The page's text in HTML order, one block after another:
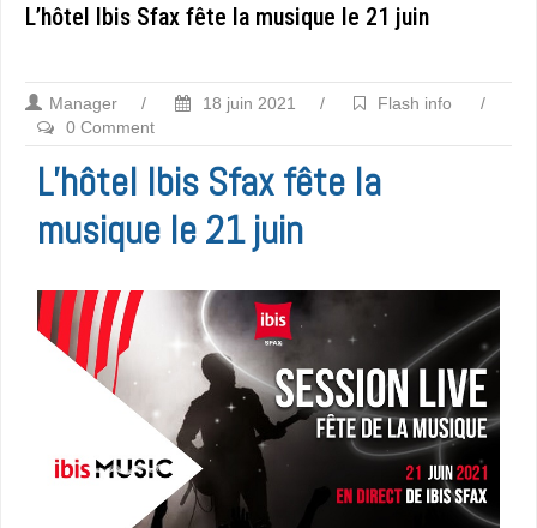
L’hôtel Ibis Sfax fête la musique le 21 juin
Manager / 18 juin 2021 / Flash info
/
0 Comment
L’hôtel Ibis Sfax fête la
musique le 21 juin